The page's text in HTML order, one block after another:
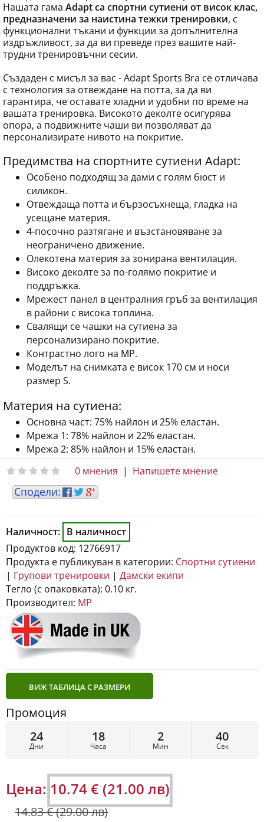
Нашата гама Adapt са спортни сутиени от висок клас,
предназначени за наистина тежки тренировки, с
функционални тъкани и функции за допълнителна
издръжливост, за да ви преведе през вашите най-
трудни тренировъчни сесии.
Създаден с мисъл за вас - Adapt Sports Bra се отличава
с технология за отвеждане на потта, за да ви
гарантира, че оставате хладни и удобни по време на
вашата тренировка. Високото деколте осигурява
опора, а подвижните чаши ви позволяват да
персонализирате нивото на покритие.
Предимства на спортните сутиени Adapt:
Особено подходящ за дами с голям бюст и
силикон.
Отвеждаща потта и бързосъхнеща, гладка на
усещане материя.
4-посочно разтягане и възстановяване за
неограничено движение.
Олекотена материя за зонирана вентилация.
Високо деколте за по-голямо покритие и
поддръжка.
Мрежест панел в централния гръб за вентилация
в райони с висока топлина.
Свалящи се чашки на сутиена за
персонализирано покритие.
Контрастно лого на MP.
Моделът на снимката е висок 170 см и носи
размер S.
Материя на сутиена:
Основна част: 75% найлон и 25% еластан.
Мрежа 1: 78% найлон и 22% еластан.
Мрежа 2: 85% найлон и 15% еластан.
0 мнения | Напишете мнение
Наличност: В наличност
Продуктов код: 12766917
Продукта е публикуван в категории: Спортни сутиени
| Групови тренировки | Дамски екипи
Тегло (с опаковката): 0.10 кг.
Производител: MP
ВИЖ ТАБЛИЦА С РАЗМЕРИ
Промоция
24
Дни
18
Часа
2
Мин
39
Сек
Цена: 10.74 € (21.00 лв)
14.83 € (29.00 лв)